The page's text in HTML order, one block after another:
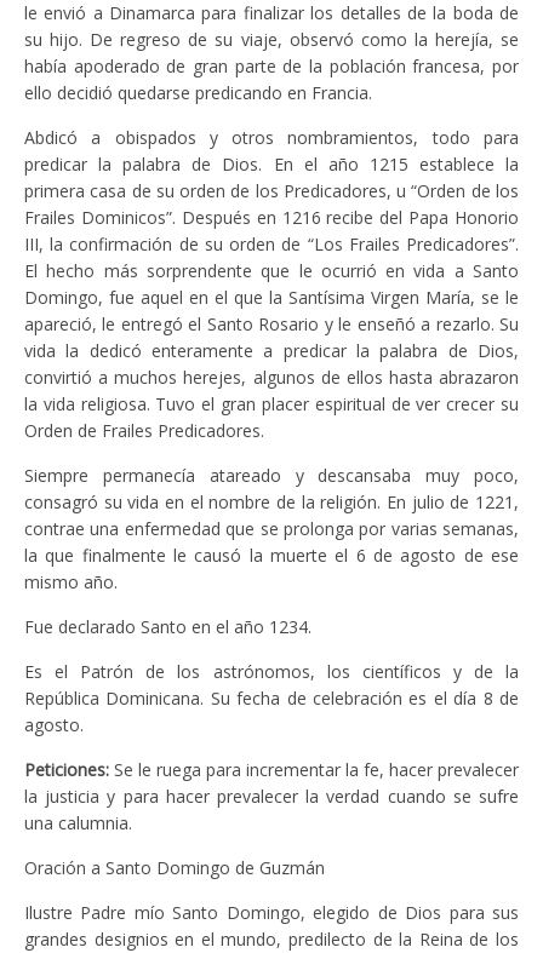
le envió a Dinamarca para finalizar los detalles de la boda de
su hijo. De regreso de su viaje, observó como la herejía, se
había apoderado de gran parte de la población francesa, por
ello decidió quedarse predicando en Francia.
Abdicó a obispados y otros nombramientos, todo para
predicar la palabra de Dios. En el año 1215 establece la
primera casa de su orden de los Predicadores, u “Orden de los
Frailes Dominicos”. Después en 1216 recibe del Papa Honorio
III, la confirmación de su orden de “Los Frailes Predicadores”.
El hecho más sorprendente que le ocurrió en vida a Santo
Domingo, fue aquel en el que la Santísima Virgen María, se le
apareció, le entregó el Santo Rosario y le enseñó a rezarlo. Su
vida la dedicó enteramente a predicar la palabra de Dios,
convirtió a muchos herejes, algunos de ellos hasta abrazaron
la vida religiosa. Tuvo el gran placer espiritual de ver crecer su
Orden de Frailes Predicadores.
Siempre permanecía atareado y descansaba muy poco,
consagró su vida en el nombre de la religión. En julio de 1221,
contrae una enfermedad que se prolonga por varias semanas,
la que finalmente le causó la muerte el 6 de agosto de ese
mismo año.
Fue declarado Santo en el año 1234.
Es el Patrón de los astrónomos, los científicos y de la
República Dominicana. Su fecha de celebración es el día 8 de
agosto.
Peticiones: Se le ruega para incrementar la fe, hacer prevalecer
la justicia y para hacer prevalecer la verdad cuando se sufre
una calumnia.
Oración a Santo Domingo de Guzmán
Ilustre Padre mío Santo Domingo, elegido de Dios para sus
grandes designios en el mundo, predilecto de la Reina de los